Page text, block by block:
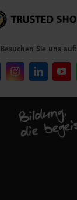
Besuchen Sie uns auf: